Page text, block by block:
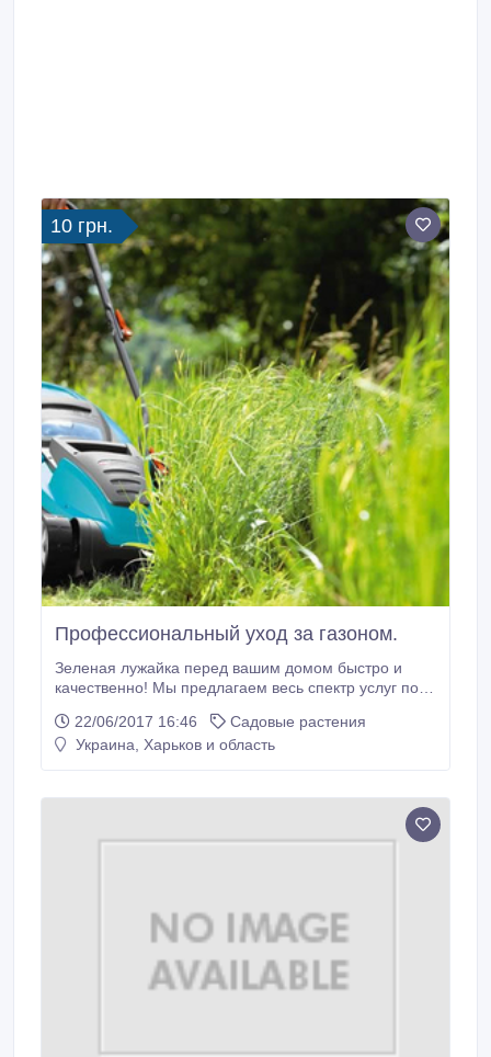
10 грн.
Профессиональный уход за газоном.
Зеленая лужайка перед вашим домом быстро и
качественно! Мы предлагаем весь спектр услуг по
мульчирование, покос, удаление сорняков,
внесение удобрений, аэрация, Скарификация)
22/06/2017 16:46
Садовые растения
Украина, Харьков и область